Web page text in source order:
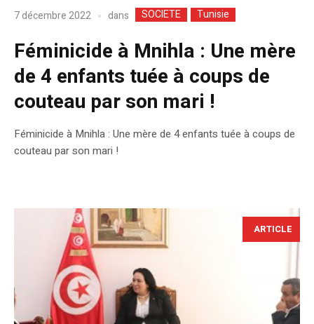
7 décembre 2022 dans SOCIETE Tunisie
Féminicide à Mnihla : Une mère
de 4 enfants tuée à coups de
couteau par son mari !
Féminicide à Mnihla : Une mère de 4 enfants tuée à coups de
couteau par son mari !
ARTICLE